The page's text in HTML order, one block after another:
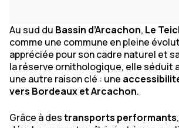
Au sud du Bassin d’Arcachon, Le
comme une commune en pleine
appréciée pour son cadre naturel et
la réserve ornithologique, elle séduit
une autre raison clé : une
vers Bordeaux et Arcachon.
Grâce à destransports performants